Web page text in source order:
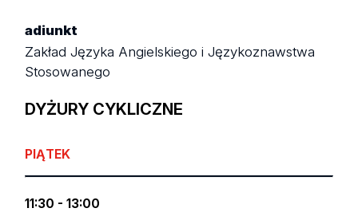
adiunkt
Zakład Języka Angielskiego i Językoznawstwa
Stosowanego
DYŻURY CYKLICZNE
PIĄTEK
11:30 - 13:00